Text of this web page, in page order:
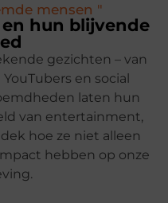
mensen "
hun blijvende
gezichten – van
en social
laten hun
van entertainment,
hoe ze niet alleen
hebben op onze